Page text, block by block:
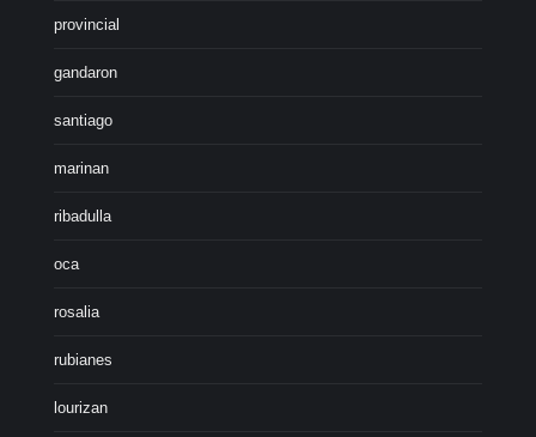
provincial
gandaron
santiago
marinan
ribadulla
oca
rosalia
rubianes
lourizan